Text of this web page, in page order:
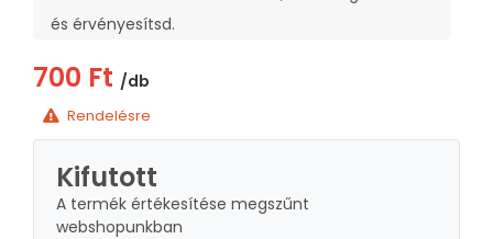
és érvényesítsd.
700 Ft /db
Rendelésre
Kifutott
A termék értékesítése megszűnt
webshopunkban